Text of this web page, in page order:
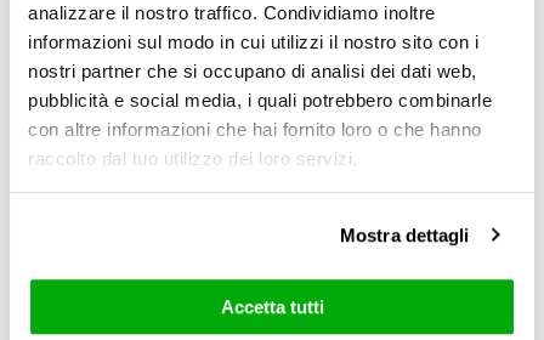
analizzare il nostro traffico. Condividiamo inoltre
informazioni sul modo in cui utilizzi il nostro sito con i
nostri partner che si occupano di analisi dei dati web,
pubblicità e social media, i quali potrebbero combinarle
con altre informazioni che hai fornito loro o che hanno
raccolto dal tuo utilizzo dei loro servizi.
Mostra dettagli
Accetta tutti
Natural
6 mm / 0.24"